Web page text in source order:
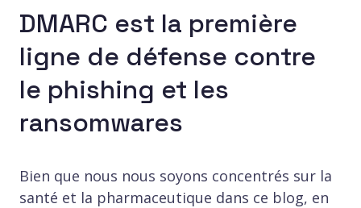
DMARC est la première
ligne de défense contre
le phishing et les
ransomwares
Bien que nous nous soyons concentrés sur la
santé et la pharmaceutique dans ce blog, en